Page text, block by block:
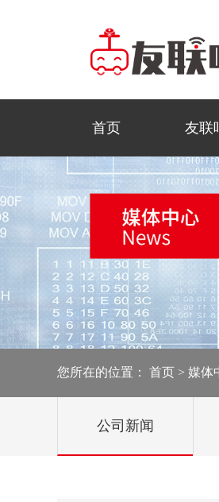
首页 友联
您所在的位置： 首页 > 媒体
公司新闻